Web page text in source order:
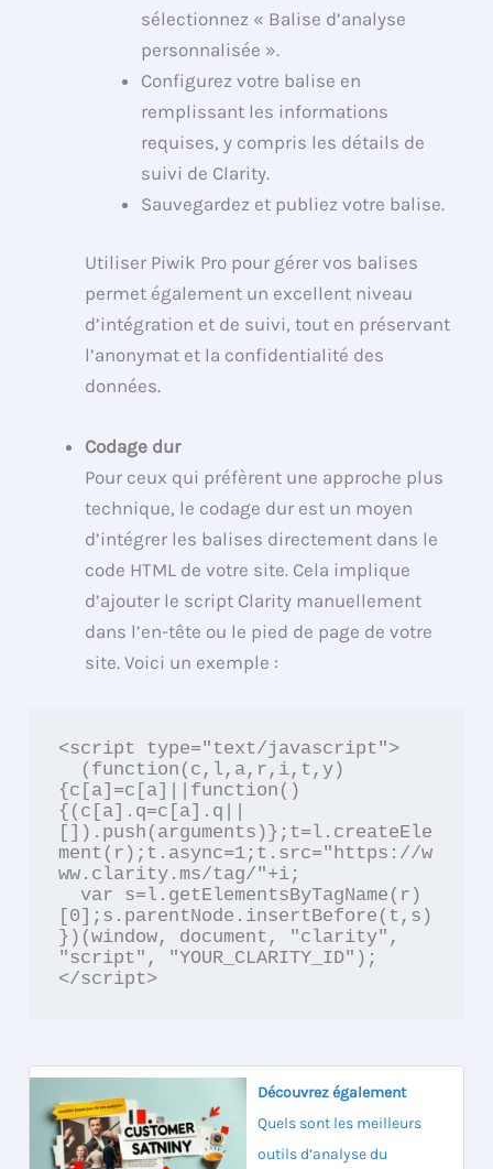
sélectionnez « Balise d’analyse
personnalisée ».
Configurez votre balise en
remplissant les informations
requises, y compris les détails de
suivi de Clarity.
Sauvegardez et publiez votre balise.
Utiliser Piwik Pro pour gérer vos balises
permet également un excellent niveau
d’intégration et de suivi, tout en préservant
l’anonymat et la confidentialité des
données.
Codage dur
Pour ceux qui préfèrent une approche plus
technique, le codage dur est un moyen
d’intégrer les balises directement dans le
code HTML de votre site. Cela implique
d’ajouter le script Clarity manuellement
dans l’en-tête ou le pied de page de votre
site. Voici un exemple :
<script type="text/javascript">
{c[a]=c[a]||function()
{(c[a].q=c[a].q||
[]).push(arguments)};t=l.createEle
ment(r);t.async=1;t.src="https://w
ww.clarity.ms/tag/"+i;
  var s=l.getElementsByTagName(r)
[0];s.parentNode.insertBefore(t,s)
})(window, document, "clarity",
"script", "YOUR_CLARITY_ID");
</script>
Découvrez également
Quels sont les meilleurs
outils d’analyse du